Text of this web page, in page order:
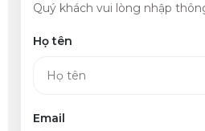
Quý khách vui lòng nhập
Họ tên
Email